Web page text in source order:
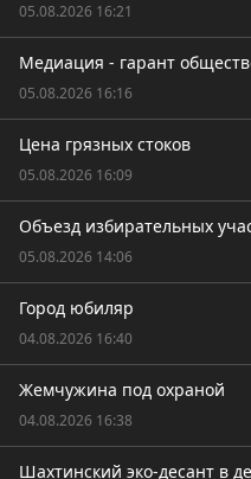
05.08.2026 16:21
Медиация - гарант
05.08.2026 16:16
Цена грязных стоков
05.08.2026 16:09
Объезд избирательных
05.08.2026 14:06
Город юбиляр
04.08.2026 16:40
Жемчужина под охраной
04.08.2026 16:38
Шахтинский эко-десант в